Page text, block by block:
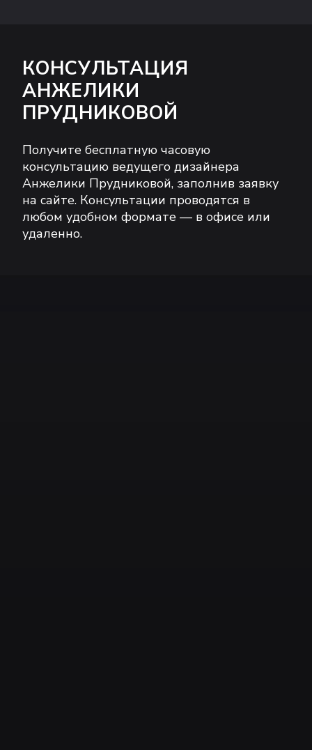
КОНСУЛЬТАЦИЯ
АНЖЕЛИКИ
ПРУДНИКОВОЙ
Получите бесплатную часовую
консультацию ведущего дизайнера
Анжелики Прудниковой, заполнив заявку
на сайте. Консультации проводятся в
любом удобном формате — в офисе или
удаленно.